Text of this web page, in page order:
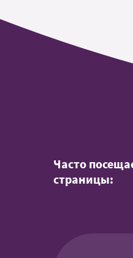
Часто
страницы: